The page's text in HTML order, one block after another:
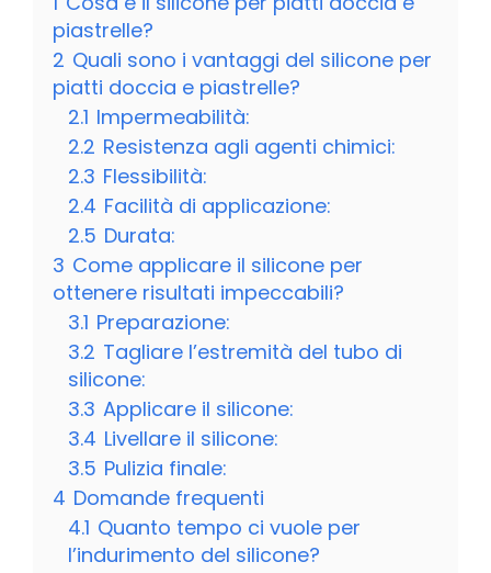
piastrelle?
2 Quali sono i vantaggi del silicone per
piatti doccia e piastrelle?
2.1 Impermeabilità:
2.2 Resistenza agli agenti chimici:
2.3 Flessibilità:
2.4 Facilità di applicazione:
2.5 Durata:
3 Come applicare il silicone per
ottenere risultati impeccabili?
3.1 Preparazione:
3.2 Tagliare l’estremità del tubo di
silicone:
3.3 Applicare il silicone:
3.4 Livellare il silicone:
3.5 Pulizia finale:
4 Domande frequenti
4.1 Quanto tempo ci vuole per
l’indurimento del silicone?